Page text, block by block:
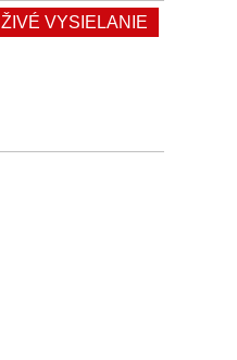
ŽIVÉ VYSIELANIE